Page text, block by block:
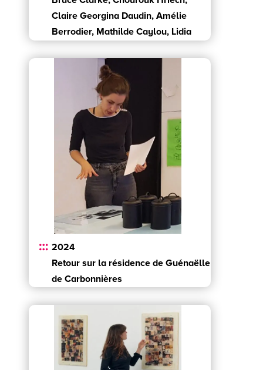
Claire Georgina Daudin, Amélie
Berrodier, Mathilde Caylou, Lidia
2024
Retour sur la résidence de Guénaëlle
de Carbonnières